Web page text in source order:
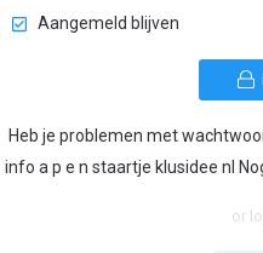
Aangemeld blijven
Heb je problemen met
info a p e n staartje klusidee nl
or